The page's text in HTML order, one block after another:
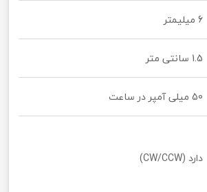
6 میلیمتر
1.5 سانتی متر
50 میلی آمپر در ساعت
دارد (CW/CCW)